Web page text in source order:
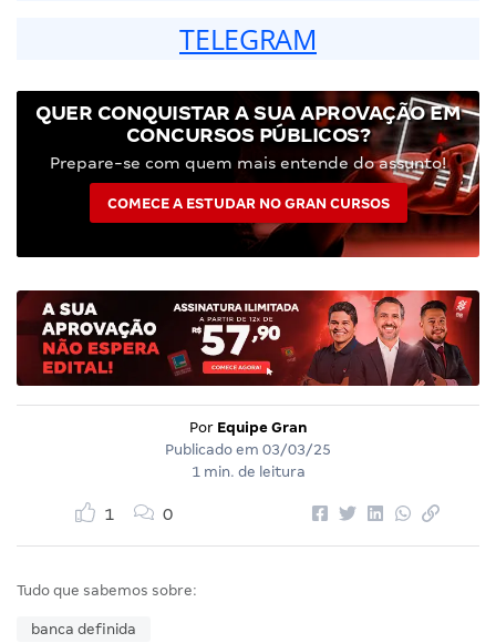
TELEGRAM
QUER CONQUISTAR A SUA APROVAÇÃO EM
CONCURSOS PÚBLICOS?
Prepare-se com quem mais entende do assunto!
COMECE A ESTUDAR NO GRAN CURSOS
Por Equipe Gran
Publicado em 03/03/25
1 min. de leitura
1 0
Tudo que sabemos sobre:
banca definida